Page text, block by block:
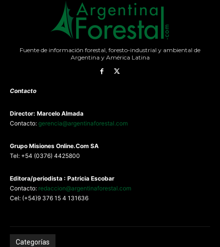
Fuente de información forestal, foresto-industrial y ambiental de
Argentina y América Latina
Contacto
Director: Marcelo Almada
Contacto: gerencia@argentinaforestal.com
Grupo Misiones Online.Com SA
Tel: +54 (0376) 4425800
Editora/periodista : Patricia Escobar
Contacto: redaccion@argentinaforestal.com
Cel: (+54)9 376 15 4 131636
Categorías